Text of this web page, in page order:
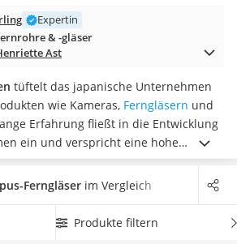
Expertin
& -gläser
Ast
tüftelt das japanische Unternehmen
wie Kameras, Ferngläsern und
Erfahrung fließt in die Entwicklung
ein und verspricht eine hohe
Fernglas-Tests im Internet
Olympusweltweit zu den besten
Aktivitäten an, wählen Sie jetzt
Ferngläser im Vergleich
Produkte filtern